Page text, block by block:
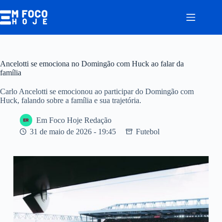
para
o
Ancelotti se emociona no Domingão com Huck ao falar da
família
Carlo Ancelotti se emocionou ao participar do Domingão com
Huck, falando sobre a família e sua trajetória.
Em Foco Hoje Redação
31 de maio de 2026 - 19:45
Futebol